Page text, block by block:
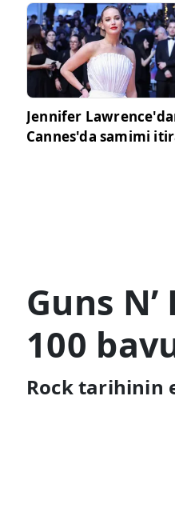
geliyor!
Jennifer
Cannes'da samimi
Guns
100
Rock tarihinin